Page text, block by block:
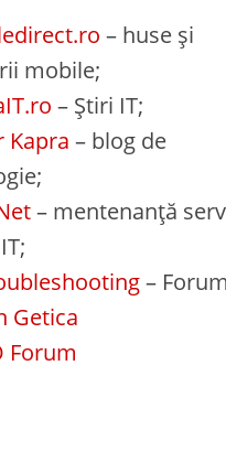
– huse și
mobile;
– Știri IT;
Kapra – blog de
– mentenanță
–
Getica
Forum